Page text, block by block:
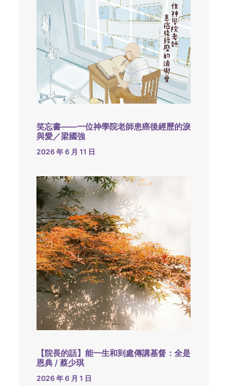
笑忘書——一位神學院老師患癌後經歷的淚
與愛／梁國強
2026 年 6 月 11 日
【院長的話】能一生和到處傳講基督：全是
恩典 / 蔡少琪
2026 年 6 月 1 日